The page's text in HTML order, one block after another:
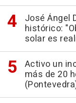
José Ángel
histórico:
solar es
Activo un
más de 20